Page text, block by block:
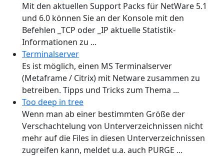
Mit den aktuellen Support Packs für NetWare 5.1
und 6.0 können Sie an der Konsole mit den
Befehlen _TCP oder _IP aktuelle Statistik-
Informationen zu ...
Terminalserver
Es ist möglich, einen MS Terminalserver
(Metaframe / Citrix) mit Netware zusammen zu
betreiben. Tipps und Tricks zum Thema ...
Too deep in tree
Wenn man ab einer bestimmten Größe der
Verschachtelung von Unterverzeichnissen nicht
mehr auf die Files in diesen Unterverzeichnissen
zugreifen kann, meldet u.a. auch PURGE ...